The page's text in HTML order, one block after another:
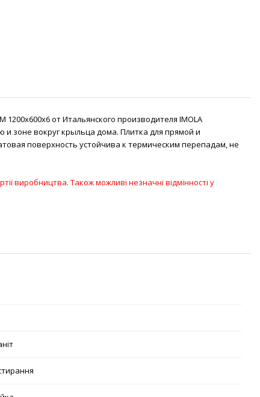
от Итальянского производителя IMOLA
зоне вокруг крыльца дома. Плитка для прямой и
поверхность устойчива к термическим перепадам, не
виробництва. Також можливі незначні відмінності у